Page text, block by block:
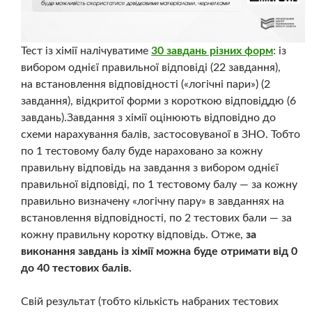
Тест із хімії налічуватиме 30 завдань різних форм: із
вибором однієї правильної відповіді (22 завдання),
на встановлення відповідності («логічні пари») (2
завдання), відкритої форми з короткою відповіддю (6
завдань).Завдання з хімії оцінюють відповідно до
схеми нарахування балів, застосовуваної в ЗНО. Тобто
по 1 тестовому балу буде нараховано за кожну
правильну відповідь на завдання з вибором однієї
правильної відповіді, по 1 тестовому балу — за кожну
правильно визначену «логічну пару» в завданнях на
встановлення відповідності, по 2 тестових бали — за
кожну правильну коротку відповідь. Отже, за
виконання завдань із хімії можна буде отримати від 0
до 40 тестових балів.
Свій результат (тобто кількість набраних тестових